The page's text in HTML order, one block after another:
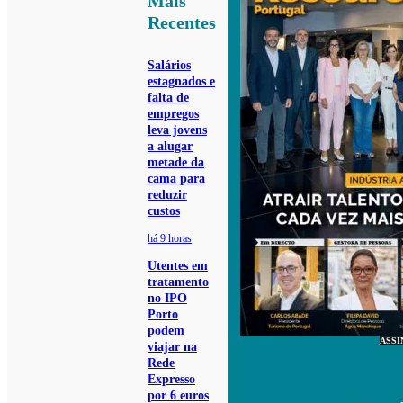
Recentes
Salários
estagnados e
falta de
empregos
leva jovens
a alugar
metade da
cama para
reduzir
custos
há 9 horas
Utentes em
tratamento
no IPO
Porto
podem
viajar na
Rede
Expresso
por 6 euros